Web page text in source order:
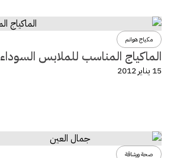
مكياج هوانم
الماكياج المناسب للملابس السوداء
15 يناير 2012
صحة ورشاقة